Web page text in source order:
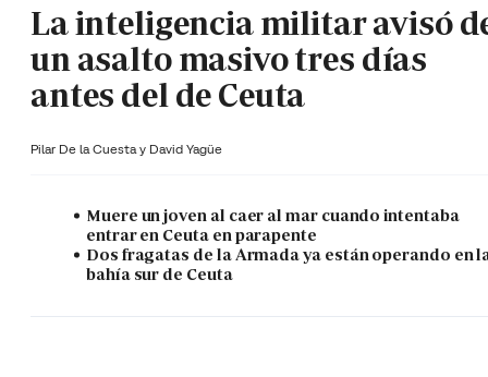
La inteligencia militar avisó
un asalto masivo tres días
antes del de Ceuta
Pilar De la Cuesta y David Yagüe
Muere un joven al caer al mar cuando intentaba
entrar en Ceuta en parapente
Dos fragatas de la Armada ya están operando en
bahía sur de Ceuta